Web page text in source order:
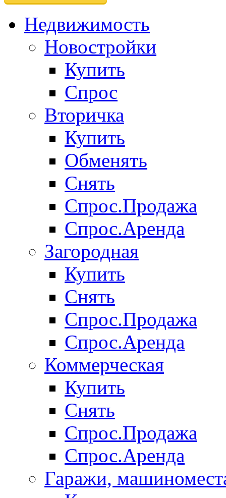
Недвижимость
Новостройки
Купить
Спрос
Вторичка
Купить
Обменять
Снять
Спрос.Продажа
Спрос.Аренда
Загородная
Купить
Снять
Спрос.Продажа
Спрос.Аренда
Коммерческая
Купить
Снять
Спрос.Продажа
Спрос.Аренда
Гаражи,